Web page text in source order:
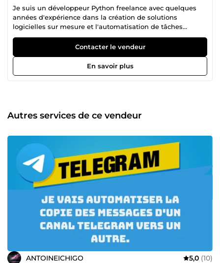
Je suis un développeur Python freelance avec quelques
années d'expérience dans la création de solutions
logicielles sur mesure et l'automatisation de tâches
complexes. Mon expertise inclut le développement Python
et la gestion de bases de données. J'apporte une approche
professionnelle à chaque projet pour répondre aux besoins
spécifiques de mes clients et fournir des solutions
informatiques efficaces et fiables.
Contacter le vendeur
En savoir plus
Autres services de ce vendeur
ANTOINEICHIGO 5,0 (10)